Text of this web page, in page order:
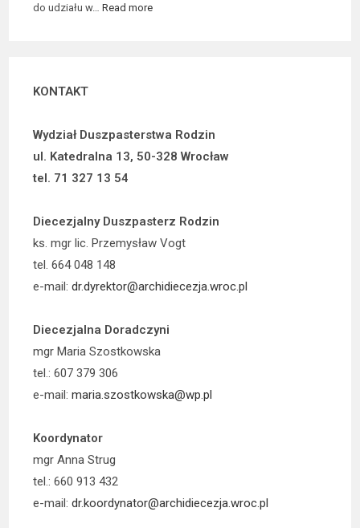
do udziału w…Read more
KONTAKT
Wydział Duszpasterstwa Rodzin
ul. Katedralna 13, 50-328 Wrocław
tel. 71 327 13 54
Diecezjalny Duszpasterz Rodzin
ks. mgr lic. Przemysław Vogt
tel. 664 048 148
e-mail: dr.dyrektor@archidiecezja.wroc.pl
Diecezjalna Doradczyni
mgr Maria Szostkowska
tel.: 607 379 306
e-mail:maria.szostkowska@wp.pl
Koordynator
mgr Anna Strug
tel.: 660 913 432
e-mail: dr.koordynator@archidiecezja.wroc.pl